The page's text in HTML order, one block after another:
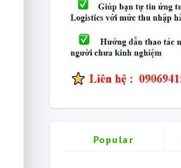
Popular